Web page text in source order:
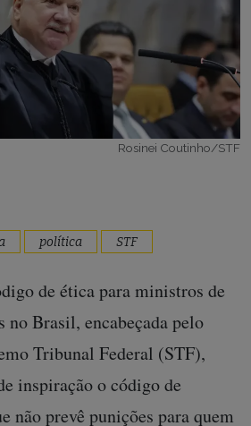
Rosinei Coutinho/STF
política STF
de ética para ministros de
no Brasil, encabeçada pelo
Tribunal Federal (STF),
inspiração o código de
não prevê punições para quem